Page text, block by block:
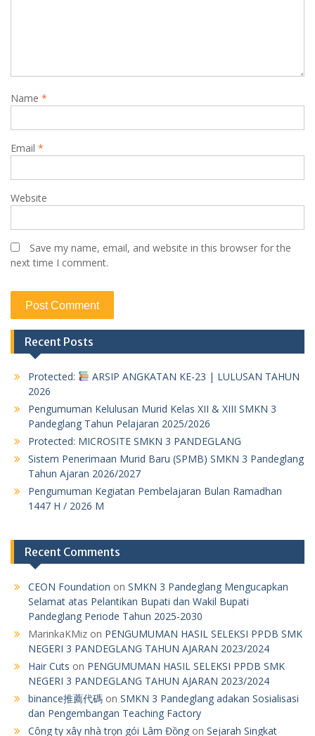
Name *
Email *
Website
Save my name, email, and website in this browser for the
next time I comment.
Recent Posts
Protected:
ARSIP ANGKATAN KE-23 | LULUSAN TAHUN
2026
Pengumuman Kelulusan Murid Kelas XII & XIII SMKN 3
Pandeglang Tahun Pelajaran 2025/2026
Protected: MICROSITE SMKN 3 PANDEGLANG
Sistem Penerimaan Murid Baru (SPMB) SMKN 3 Pandeglang
Tahun Ajaran 2026/2027
Pengumuman Kegiatan Pembelajaran Bulan Ramadhan
1447 H / 2026 M
Recent Comments
CEON Foundation on SMKN 3 Pandeglang Mengucapkan
Selamat atas Pelantikan Bupati dan Wakil Bupati
Pandeglang Periode Tahun 2025-2030
MarinkaKMiz on PENGUMUMAN HASIL SELEKSI PPDB SMK
NEGERI 3 PANDEGLANG TAHUN AJARAN 2023/2024
Hair Cuts on PENGUMUMAN HASIL SELEKSI PPDB SMK
NEGERI 3 PANDEGLANG TAHUN AJARAN 2023/2024
binance推薦代碼 on SMKN 3 Pandeglang adakan Sosialisasi
dan Pengembangan Teaching Factory
Công ty xây nhà trọn gói Lâm Đồng on Sejarah Singkat